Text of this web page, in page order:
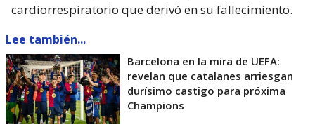
cardiorrespiratorio que derivó en su fallecimiento.
Lee también...
Barcelona en la mira de UEFA:
revelan que catalanes arriesgan
durísimo castigo para próxima
Champions